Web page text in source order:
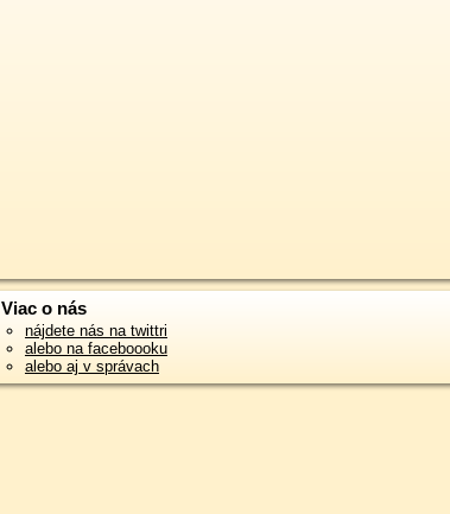
Viac o nás
nájdete nás na twittri
alebo na faceboooku
alebo aj v správach